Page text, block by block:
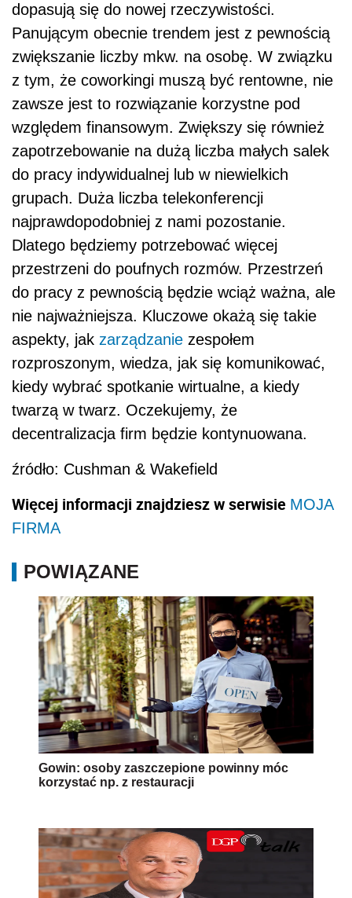
dopasują się do nowej rzeczywistości.
Panującym obecnie trendem jest z pewnością
zwiększanie liczby mkw. na osobę. W związku
z tym, że coworkingi muszą być rentowne, nie
zawsze jest to rozwiązanie korzystne pod
względem finansowym. Zwiększy się również
zapotrzebowanie na dużą liczba małych salek
do pracy indywidualnej lub w niewielkich
grupach. Duża liczba telekonferencji
najprawdopodobniej z nami pozostanie.
Dlatego będziemy potrzebować więcej
przestrzeni do poufnych rozmów. Przestrzeń
do pracy z pewnością będzie wciąż ważna, ale
nie najważniejsza. Kluczowe okażą się takie
aspekty, jak zarządzanie zespołem
rozproszonym, wiedza, jak się komunikować,
kiedy wybrać spotkanie wirtualne, a kiedy
twarzą w twarz. Oczekujemy, że
decentralizacja firm będzie kontynuowana.
źródło: Cushman & Wakefield
Więcej informacji znajdziesz w serwisie MOJA
FIRMA
POWIĄZANE
Gowin: osoby zaszczepione powinny móc
korzystać np. z restauracji